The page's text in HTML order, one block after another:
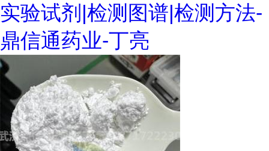
实验试剂|检测图谱|检测方法-
鼎信通药业-丁亮